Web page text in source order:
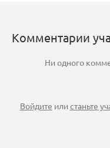
Комментарии
Ни одного
Войдите илистаньте